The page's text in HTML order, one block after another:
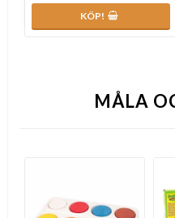
KÖP!
MÅLA